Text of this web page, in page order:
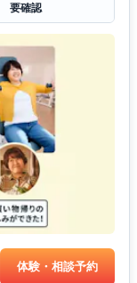
要確認
体験・相談予約